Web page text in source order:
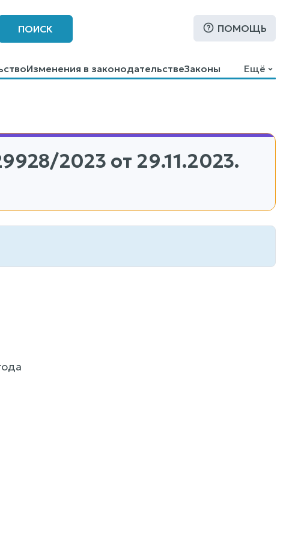
ПОИСК ПОМОЩЬ
Изменения в законодательствеЗаконы
Ещё
2023 от 29.11.2023.